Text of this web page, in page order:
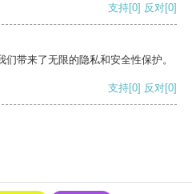
支持[0] 反对[0]
带来了无限的隐私和安全性保护。
支持[0] 反对[0]